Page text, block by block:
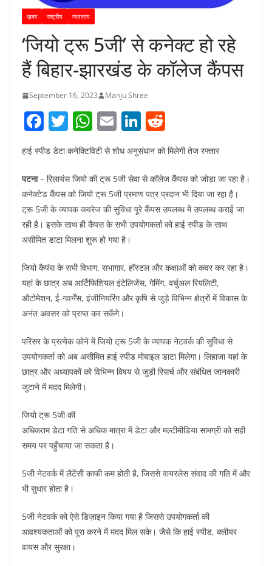
ख़बर राष्ट्रीय व्यवसाय
‘जियो ट्रू 5जी’ से कनेक्ट हो रहे
हैं बिहार-झारखंड के कॉलेज कैंपस
September 16, 2023 Manju Shree
F
a
c
e
b
o
o
k
T
w
itt
er
W
h
at
s
A
p
p
E
m
ai
l
Li
n
k
e
dI
n
e
d
di
t
हाई स्पीड डेटा कनेक्टिविटी से शोध अनुसंधान को मिलेगी तेज रफ्तार
पटना– रिलायंस जियो की ट्रू 5जी सेवा से कॉलेज कैंपस को जोड़ा जा रहा है।
कनेक्टेड कैंपस को जियो ट्रू 5जी प्रमाण पत्र प्रदान भी दिया जा रहा है।
ट्रू 5जी के व्यापक कवरेज की सुविधा पूरे कैंपस उपलब्ध में उपलब्ध कराई जा
रही है। इसके साथ ही कैंपस के सभी उपयोगकर्ता को हाई स्पीड के साथ
असीमित डाटा मिलना शुरू हो गया है।
जियो कैपंस के सभी विभाग, सभागार, हॉस्टल और कक्षाओं को कवर कर रहा है।
यहां के छात्र अब आर्टिफिशियल इंटेलिजेंस, गेमिंग, वर्चुअल रियलिटी,
ऑटोमेशन, ई-गवर्नेंस, इंजीनियरिंग और कृषि से जुड़े विभिन्न क्षेत्रों में विकास के
अनंत अवसर को प्राप्त कर सकेंगे।
परिसर के प्रत्येक कोने में जियो ट्रू 5जी के व्यापक नेटवर्क की सुविधा से
उपयोगकर्ता को अब असीमित हाई स्पीड मोबाइल डाटा मिलेगा। लिहाजा यहां के
छात्र और अध्यापकों को विभिन्न विषय से जुड़ी रिसर्च और संबंधित जानकारी
जुटाने में मदद मिलेगी।
जियो ट्रू 5जी की
अधिकतम डेटा गति से अधिक मात्रा में डेटा और मल्टीमीडिया सामग्री को सही
समय पर पहुँचाया जा सकता है।
5जी नेटवर्क में लैटेंसी काफी कम होती है, जिससे वायरलेस संवाद की गति में और
भी सुधार होता है।
5जी नेटवर्क को ऐसे डिज़ाइन किया गया है जिससे उपयोगकर्ता की
आवश्यकताओं को पूरा करने में मदद मिल सके। जैसे कि हाई स्पीड, क्लीयर
वायस और सुरक्षा।